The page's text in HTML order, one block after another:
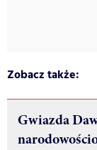
Zobacz także:
Gwiazda